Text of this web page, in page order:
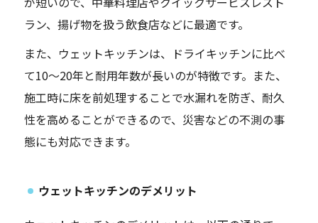
ラン、揚げ物を扱う飲食店などに最適です。
また、ウェットキッチンは、ドライキッチンに比べ
て10〜20年と耐用年数が長いのが特徴です。また、
施工時に床を前処理することで水漏れを防ぎ、耐久
性を高めることができるので、災害などの不測の事
態にも対応できます。
ウェットキッチンのデメリット